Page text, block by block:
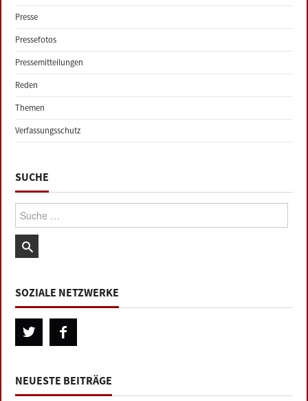
Presse
Pressefotos
Pressemitteilungen
Reden
Themen
Verfassungsschutz
SUCHE
Suche:
SOZIALE NETZWERKE
NEUESTE BEITRÄGE